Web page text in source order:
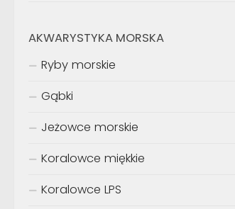
AKWARYSTYKA MORSKA
Ryby morskie
Gąbki
Jeżowce morskie
Koralowce miękkie
Koralowce LPS